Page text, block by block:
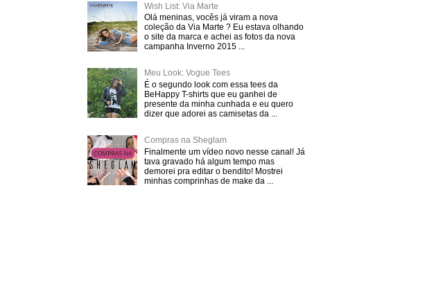
Wish List: Via Marte
Olá meninas, vocês já viram a nova
coleção da Via Marte ? Eu estava olhando
o site da marca e achei as fotos da nova
campanha Inverno 2015 ...
Meu Look: Vogue Tees
É o segundo look com essa tees da
BeHappy T-shirts que eu ganhei de
presente da minha cunhada e eu quero
dizer que adorei as camisetas da ...
Compras na Sheglam
Finalmente um vídeo novo nesse canal! Já
tava gravado há algum tempo mas
demorei pra editar o bendito! Mostrei
minhas comprinhas de make da ...